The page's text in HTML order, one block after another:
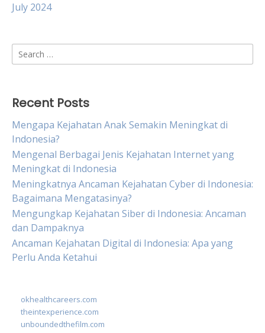
July 2024
Search
for:
Recent Posts
Mengapa Kejahatan Anak Semakin Meningkat di
Indonesia?
Mengenal Berbagai Jenis Kejahatan Internet yang
Meningkat di Indonesia
Meningkatnya Ancaman Kejahatan Cyber di Indonesia:
Bagaimana Mengatasinya?
Mengungkap Kejahatan Siber di Indonesia: Ancaman
dan Dampaknya
Ancaman Kejahatan Digital di Indonesia: Apa yang
Perlu Anda Ketahui
okhealthcareers.com
theintexperience.com
unboundedthefilm.com